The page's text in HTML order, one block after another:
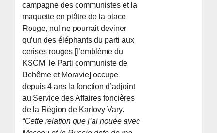
campagne des communistes et la
maquette en plâtre de la place
Rouge, nul ne pourrait deviner
qu’un des éléphants du parti aux
cerises rouges [l’emblème du
KSČM, le Parti communiste de
Bohême et Moravie] occupe
depuis 4 ans la fonction d’adjoint
au Service des Affaires foncières
de la Région de Karlovy Vary.
“Cette relation que j’ai nouée avec